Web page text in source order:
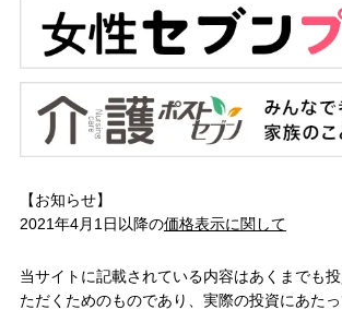
【お知らせ】
2021年4月1日以降の価格表示に関して
当サイトに記載されている内容はあくまでも
ただくためのものであり、実際の投資にあた